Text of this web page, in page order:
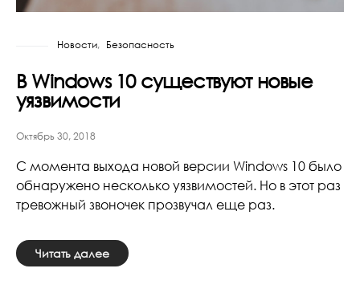
Новости Безопасность
В Windows 10 существуют новые
уязвимости
Октябрь 30, 2018
С момента выхода новой версии Windows 10 было
обнаружено несколько уязвимостей. Но в этот раз
тревожный звоночек прозвучал еще раз.
Читать далее